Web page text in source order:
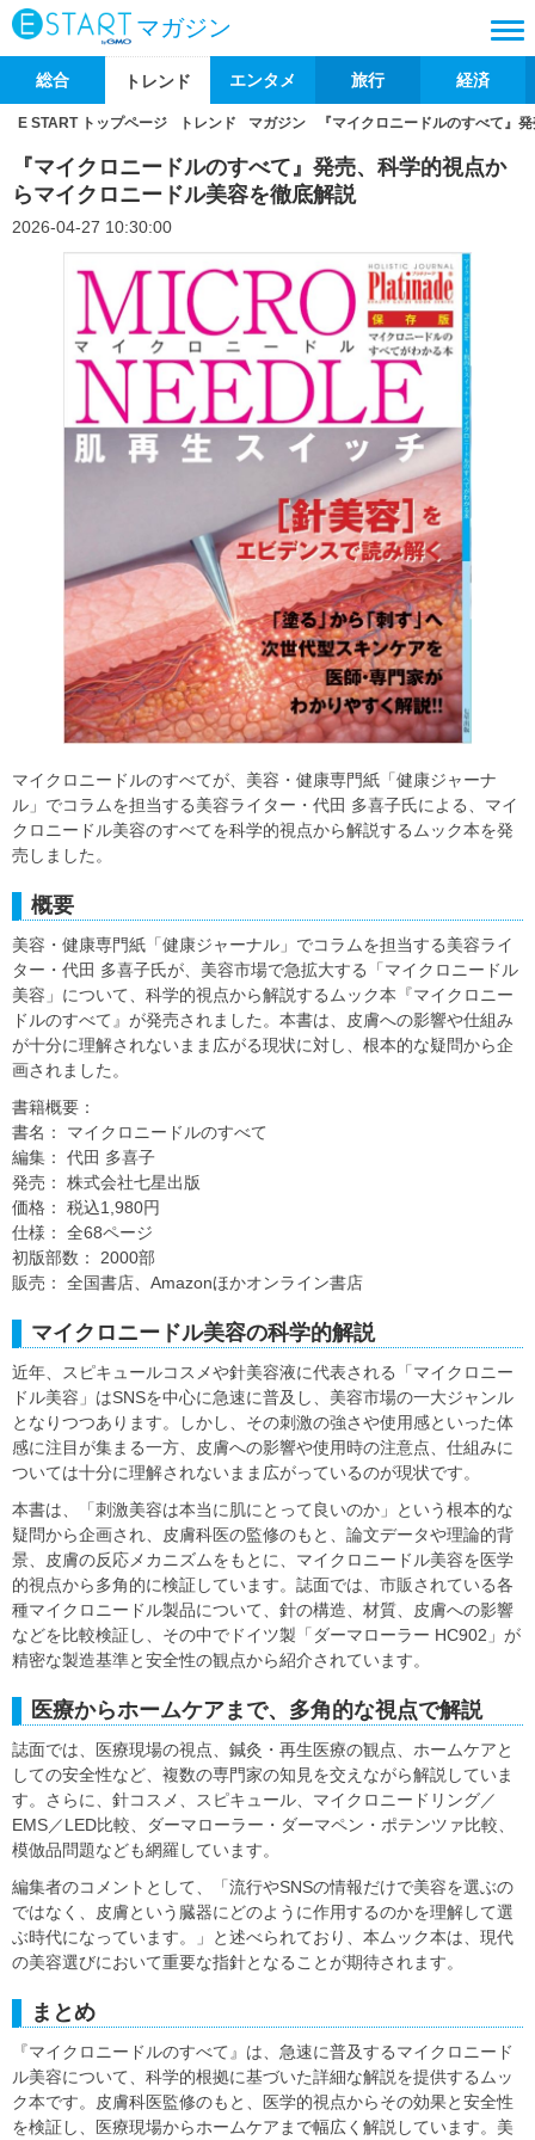
マガジン
総合 トレンド エンタメ 旅行 経済
E START トップページ トレンド マガジン 『マイクロニードルのすべて』
『マイクロニードルのすべて』発売、科学的視点か
らマイクロニードル美容を徹底解説
2026-04-27 10:30:00
マイクロニードルのすべてが、美容・健康専門紙「健康ジャーナ
ル」でコラムを担当する美容ライター・代田 多喜子氏による、マイ
クロニードル美容のすべてを科学的視点から解説するムック本を発
売しました。
概要
美容・健康専門紙「健康ジャーナル」でコラムを担当する美容ライ
ター・代田 多喜子氏が、美容市場で急拡大する「マイクロニードル
美容」について、科学的視点から解説するムック本『マイクロニー
ドルのすべて』が発売されました。本書は、皮膚への影響や仕組み
が十分に理解されないまま広がる現状に対し、根本的な疑問から企
画されました。
書籍概要：
書名： マイクロニードルのすべて
編集： 代田 多喜子
発売： 株式会社七星出版
価格： 税込1,980円
仕様： 全68ページ
初版部数： 2000部
販売： 全国書店、Amazonほかオンライン書店
マイクロニードル美容の科学的解説
近年、スピキュールコスメや針美容液に代表される「マイクロニー
ドル美容」はSNSを中心に急速に普及し、美容市場の一大ジャンル
となりつつあります。しかし、その刺激の強さや使用感といった体
感に注目が集まる一方、皮膚への影響や使用時の注意点、仕組みに
ついては十分に理解されないまま広がっているのが現状です。
本書は、「刺激美容は本当に肌にとって良いのか」という根本的な
疑問から企画され、皮膚科医の監修のもと、論文データや理論的背
景、皮膚の反応メカニズムをもとに、マイクロニードル美容を医学
的視点から多角的に検証しています。誌面では、市販されている各
種マイクロニードル製品について、針の構造、材質、皮膚への影響
などを比較検証し、その中でドイツ製「ダーマローラー HC902」が
精密な製造基準と安全性の観点から紹介されています。
医療からホームケアまで、多角的な視点で解説
誌面では、医療現場の視点、鍼灸・再生医療の観点、ホームケアと
しての安全性など、複数の専門家の知見を交えながら解説していま
す。さらに、針コスメ、スピキュール、マイクロニードリング／
EMS／LED比較、ダーマローラー・ダーマペン・ポテンツァ比較、
模倣品問題なども網羅しています。
編集者のコメントとして、「流行やSNSの情報だけで美容を選ぶの
ではなく、皮膚という臓器にどのように作用するのかを理解して選
ぶ時代になっています。」と述べられており、本ムック本は、現代
の美容選びにおいて重要な指針となることが期待されます。
まとめ
『マイクロニードルのすべて』は、急速に普及するマイクロニード
ル美容について、科学的根拠に基づいた詳細な解説を提供するムッ
ク本です。皮膚科医監修のもと、医学的視点からその効果と安全性
を検証し、医療現場からホームケアまで幅広く解説しています。美